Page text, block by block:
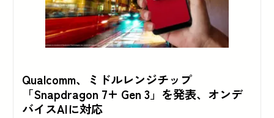
Qualcomm、ミドルレンジチップ
「Snapdragon 7+ Gen 3」を発表、オンデ
バイスAIに対応